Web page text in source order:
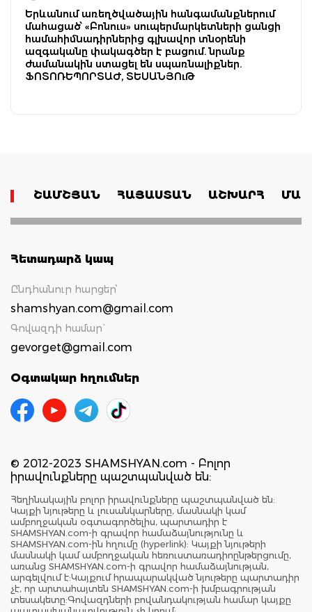
Երևանում առեղծվածային հանգամանքներում
մահացած՝ «Բոնուս» սուպերմարկետների ցանցի
համահիմնադիրներից գլխավոր տնօրենի
ազգականը փակագծեր է բացում. նրանք
ժամանակին ստացել են սպառնալիքներ.
ՖՈՏՈՌԵՊՈՐՏԱԺ, ՏԵՍԱՆՅՈւԹ
ՇԱՄՇՅԱՆ ՀԱՅԱՍՏԱՆ ԱՇԽԱՐՀ
Հետադարձ կապ
Ընդհանուր հարցեր՝
shamshyan.com@gmail.com
Գովազդի համար`
gevorget@gmail.com
Օգտակար հղումներ
© 2012-2023 SHAMSHYAN.com - Բոլոր
իրավունքները պաշտպանված են:
Հեղինակային բոլոր իրավունքները պաշտպանված են:
Կայքի նյութերը և լուսանկարները, մասնակի կամ
ամբողջական օգտագործելիս, պարտադիր է
SHAMSHYAN.com-ի գրավոր համաձայնությունը և
SHAMSHYAN.com-ին հղումը (hyperlink): Կայքի նյութերի
մասնակի կամ ամբողջական հեռուստառադիոընթերցումը,
առանց SHAMSHYAN.com-ի գրավոր համաձայնության,
արգելվում է:Կայքում հրապարակված նյութերը պարտադիր
չէ, որ արտահայտեն SHAMSHYAN.com-ի խմբագրության
տեսակետը:Գովազդների բովանդակության համար կայքը